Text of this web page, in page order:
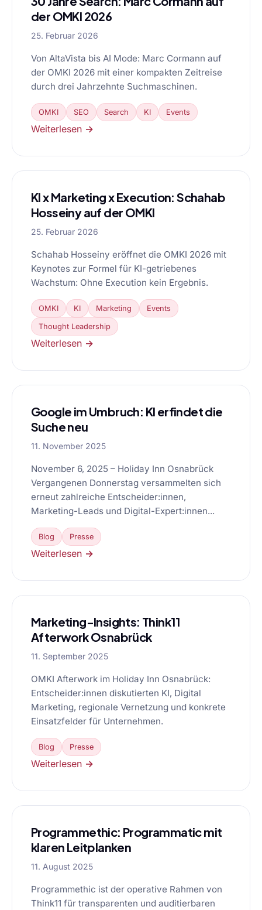
der OMKI 2026
25. Februar 2026
Von AltaVista bis AI Mode: Marc Cormann auf
der OMKI 2026 mit einer kompakten Zeitreise
durch drei Jahrzehnte Suchmaschinen.
OMKI SEO Search KI Events
Weiterlesen →
KI x Marketing x Execution: Schahab
Hosseiny auf der OMKI
25. Februar 2026
Schahab Hosseiny eröffnet die OMKI 2026 mit
Keynotes zur Formel für KI-getriebenes
Wachstum: Ohne Execution kein Ergebnis.
OMKI KI Marketing Events
Thought Leadership
Weiterlesen →
Google im Umbruch: KI erfindet die
Suche neu
11. November 2025
November 6, 2025 – Holiday Inn Osnabrück
Vergangenen Donnerstag versammelten sich
erneut zahlreiche Entscheider:innen,
Marketing-Leads und Digital-Expert:innen...
Blog Presse
Weiterlesen →
Marketing-Insights: Think11
Afterwork Osnabrück
11. September 2025
OMKI Afterwork im Holiday Inn Osnabrück:
Entscheider:innen diskutierten KI, Digital
Marketing, regionale Vernetzung und konkrete
Einsatzfelder für Unternehmen.
Blog Presse
Weiterlesen →
Programmethic: Programmatic mit
klaren Leitplanken
11. August 2025
Programmethic ist der operative Rahmen von
Think11 für transparenten und auditierbaren